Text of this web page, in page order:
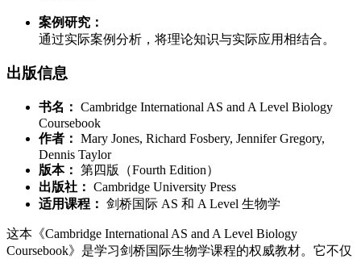
案例研究：
通过实际案例分析，将理论知识与实际应用相结合。
出版信息
书名： Cambridge International AS and A Level Biology
Coursebook
作者： Mary Jones, Richard Fosbery, Jennifer Gregory,
Dennis Taylor
版本： 第四版（Fourth Edition）
出版社： Cambridge University Press
适用课程： 剑桥国际 AS 和 A Level 生物学
这本《Cambridge International AS and A Level Biology
Coursebook》是学习剑桥国际生物学课程的权威教材。它不仅